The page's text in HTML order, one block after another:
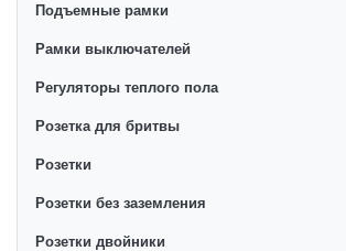
Подъемные рамки
Рамки выключателей
Регуляторы теплого пола
Розетка для бритвы
Розетки
Розетки без заземления
Розетки двойники